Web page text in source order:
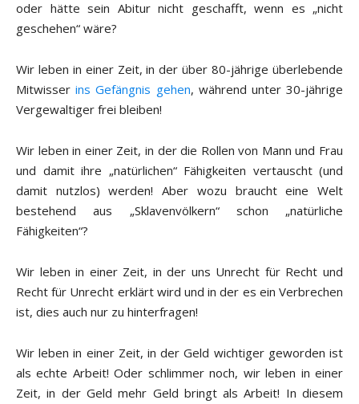
oder hätte sein Abitur nicht geschafft, wenn es „nicht
geschehen“ wäre?
Wir leben in einer Zeit, in der über 80-jährige überlebende
Mitwisserins Gefängnis gehen, während unter 30-jährige
Vergewaltiger frei bleiben!
Wir leben in einer Zeit, in der die Rollen von Mann und Frau
und damit ihre „natürlichen“ Fähigkeiten vertauscht (und
damit nutzlos) werden! Aber wozu braucht eine Welt
bestehend aus „Sklavenvölkern“ schon „natürliche
Fähigkeiten“?
Wir leben in einer Zeit, in der uns Unrecht für Recht und
Recht für Unrecht erklärt wird und in der es ein Verbrechen
ist, dies auch nur zu hinterfragen!
Wir leben in einer Zeit, in der Geld wichtiger geworden ist
als echte Arbeit! Oder schlimmer noch, wir leben in einer
Zeit, in der Geld mehr Geld bringt als Arbeit! In diesem